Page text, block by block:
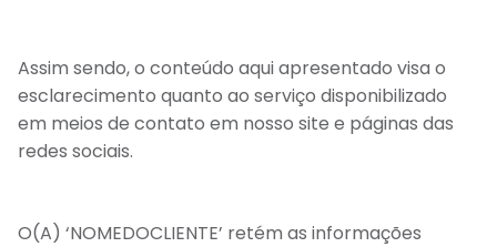
Assim sendo, o conteúdo aqui apresentado visa o
esclarecimento quanto ao serviço disponibilizado
em meios de contato em nosso site e páginas das
redes sociais.
O(A) ‘NOMEDOCLIENTE’ retém as informações